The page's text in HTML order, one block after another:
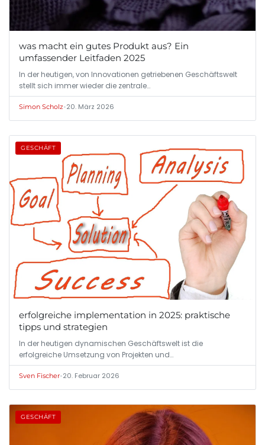
was macht ein gutes Produkt aus? Ein
umfassender Leitfaden 2025
In der heutigen, von Innovationen getriebenen Geschäftswelt
stellt sich immer wieder die zentrale…
Simon Scholz•20. März 2026
GESCHÄFT
erfolgreiche implementation in 2025: praktische
tipps und strategien
In der heutigen dynamischen Geschäftswelt ist die
erfolgreiche Umsetzung von Projekten und…
Sven Fischer•20. Februar 2026
GESCHÄFT